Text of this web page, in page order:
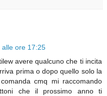
alle ore 17:25
avere qualcuno che ti incita
prima o dopo quello solo la
cmq mi raccomando
che il prossimo anno ti